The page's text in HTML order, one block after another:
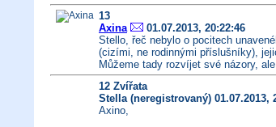
13
Axina
01.07.2013, 20:22:46
Stello, řeč nebylo o pocitech
(cizími, ne rodinnými příslušníky),
Můžeme tady rozvíjet své názory,
12 Zvířata
Stella (neregistrovaný) 01.07.2013,
Axino,